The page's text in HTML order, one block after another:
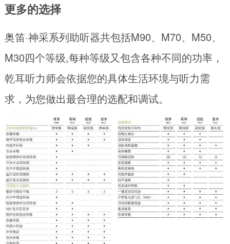
更多的选择
奥笛·神采系列助听器共包括M90、M70、M50、
M30四个等级,每种等级又包含各种不同的功率，
乾耳听力师会依据您的具体生活环境与听力需
求，为您做出最合理的选配和调试。